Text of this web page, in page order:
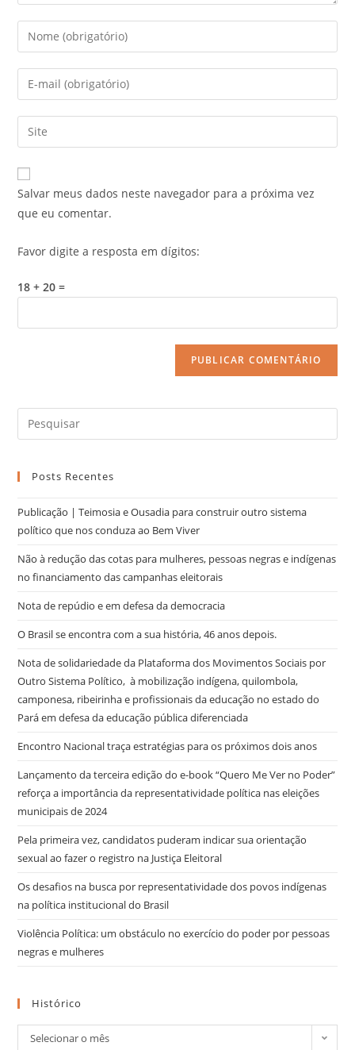
Salvar meus dados neste navegador para a próxima vez
que eu comentar.
Favor digite a resposta em dígitos:
18 + 20 =
Posts Recentes
Publicação | Teimosia e Ousadia para construir outro sistema
político que nos conduza ao Bem Viver
Não à redução das cotas para mulheres, pessoas negras e indígenas
no financiamento das campanhas eleitorais
Nota de repúdio e em defesa da democracia
O Brasil se encontra com a sua história, 46 anos depois.
Nota de solidariedade da Plataforma dos Movimentos Sociais por
Outro Sistema Político, à mobilização indígena, quilombola,
camponesa, ribeirinha e profissionais da educação no estado do
Pará em defesa da educação pública diferenciada
Encontro Nacional traça estratégias para os próximos dois anos
Lançamento da terceira edição do e-book “Quero Me Ver no Poder”
reforça a importância da representatividade política nas eleições
municipais de 2024
Pela primeira vez, candidatos puderam indicar sua orientação
sexual ao fazer o registro na Justiça Eleitoral
Os desafios na busca por representatividade dos povos indígenas
na política institucional do Brasil
Violência Política: um obstáculo no exercício do poder por pessoas
negras e mulheres
Histórico
Selecionar o mês